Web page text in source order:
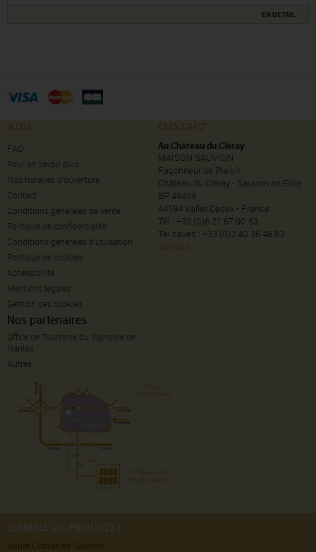
EN DETAIL
AIDE
FAQ
Pour en savoir plus
Nos horaires d’ouverture
Contact
Conditions générales de vente
Politique de confidentialité
Conditions générales d'utilisation
Politique de cookies
Accessibilité
Mentions légales
Gestion des cookies
Nos partenaires :
Office de Tourisme du Vignoble de
Nantes
Autres
CONTACT
Au Château du Cléray
MAISON SAUVION
Façonneur de Plaisir
Château du Cléray - Sauvion en Eolie
BP 49459
44194 Vallet Cedex - France
Tél : +33 (0)6 21 67 90 63
Tél caves : +33 (0)2 40 36 48 83
Contact
GAMME DE PRODUITS